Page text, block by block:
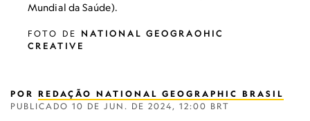
Mundial da Saúde).
FOTO DE NATIONAL GEOGRAOHIC
CREATIVE
POR REDAÇÃO NATIONAL GEOGRAPHIC BRASIL
PUBLICADO 10 DE JUN. DE 2024, 12:00 BRT